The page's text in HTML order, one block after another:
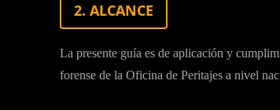
2. ALCANCE
La presente guía es de aplicación y
forense de la Oficina de Peritajes a nivel